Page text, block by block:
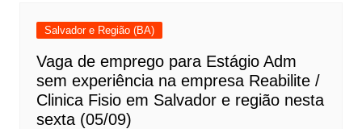
Salvador e Região (BA)
Vaga de emprego para Estágio Adm
sem experiência na empresa Reabilite /
Clinica Fisio em Salvador e região nesta
sexta (05/09)